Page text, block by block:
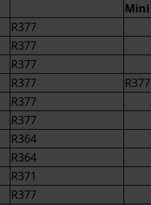
Mini
R377
R377
R377
R377 R377
R377
R377
R364
R364
R371
R377